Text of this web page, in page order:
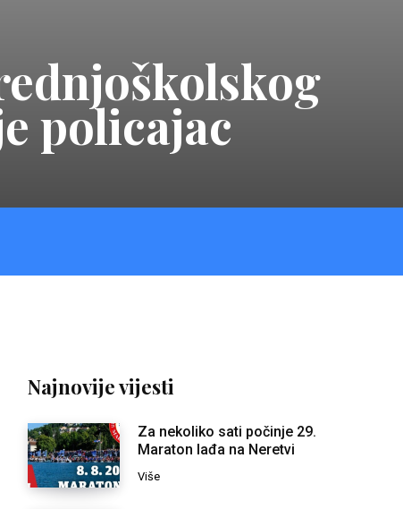
policajac
Najnovije vijesti
Za nekoliko sati počinje 29.
Maraton lađa na Neretvi
Više